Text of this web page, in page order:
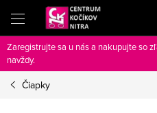
obsah
Zaregistrujte sa u nás a nakupujte so
navždy.
Čiapky